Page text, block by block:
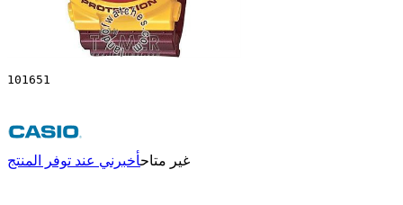
101651
غير متاحأخبرني عند توفر المنتج